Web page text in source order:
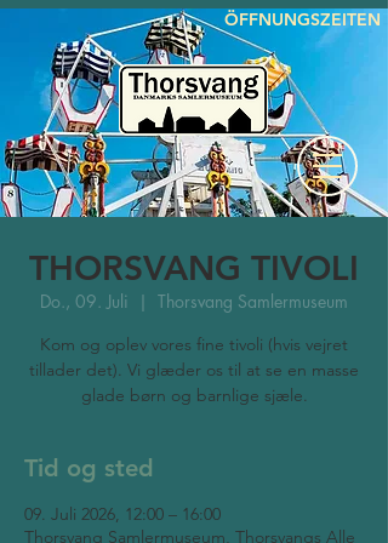
ÖFFNUNGSZEITEN
THORSVANG TIVOLI
Do., 09. Juli
  |
Thorsvang Samlermuseum
Kom og oplev vores fine tivoli (hvis vejret
tillader det). Vi glæder os til at se en masse
glade børn og barnlige sjæle.
Tid og sted
09. Juli 2026, 12:00 – 16:00
Thorsvang Samlermuseum, Thorsvangs Alle